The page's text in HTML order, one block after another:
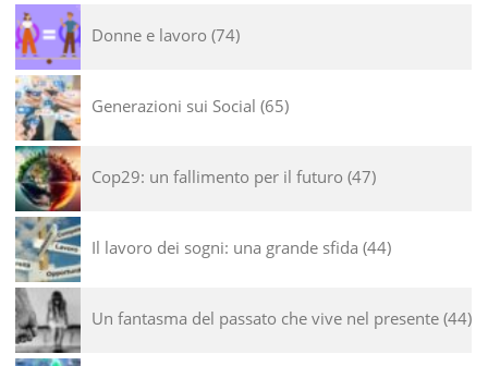
Donne e lavoro 74
Generazioni sui Social 65
Cop29: un fallimento per il futuro 47
Il lavoro dei sogni: una grande sfida 44
Un fantasma del passato che vive nel presente 44